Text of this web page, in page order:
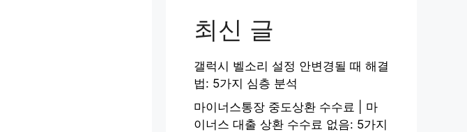
최신 글
갤럭시 벨소리 설정 안변경될 때 해결
법: 5가지 심층 분석
마이너스통장 중도상환 수수료 | 마
이너스 대출 상환 수수료 없음: 5가지